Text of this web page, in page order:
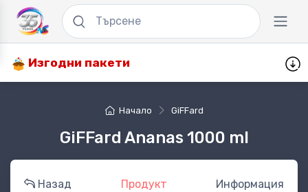
Изгодни пакети
Начало GiFFard
GiFFard Ananas 1000 ml
Назад Продукт Информация